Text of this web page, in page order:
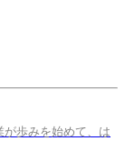
歩みを始めて、は